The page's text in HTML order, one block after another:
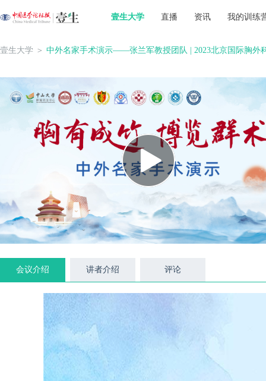
壹生大学 直播 资讯 我的训练
壹生大学 ＞ 中外名家手术演示——张兰军教授团队 | 2023北京国际胸外
会议介绍 讲者介绍 评论